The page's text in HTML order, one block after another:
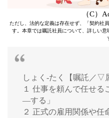
（C）
ただし、法的な定義は存在せず、「契約社
す。本章では嘱託社員について、詳しい
しょく‐たく【嘱託／▽
１ 仕事を頼んで任せる
—する」
２ 正式の雇用関係や任